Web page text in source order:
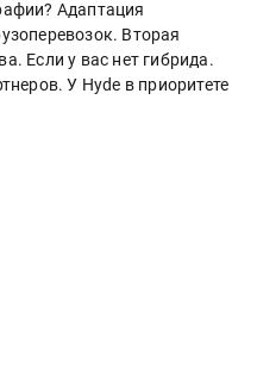
Адаптация
Вторая
Если у вас нет гибрида.
У Hyde в приоритете